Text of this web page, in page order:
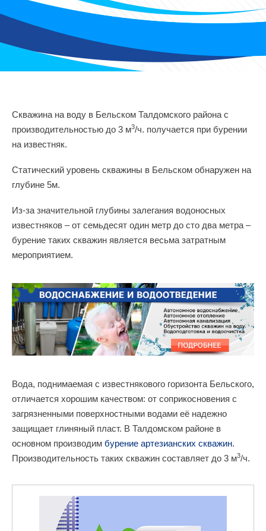
Скважина на воду в Бельском Талдомского района с
производительностью до 3 м3/ч. получается при бурении
на известняк.
Статический уровень скважины в Бельском обнаружен на
глубине 5м.
Из-за значительной глубины залегания водоносных
известняков – от семьдесят один метр до сто два метра –
бурение таких скважин является весьма затратным
мероприятием.
Вода, поднимаемая с известнякового горизонта Бельского,
отличается хорошим качеством: от соприкосновения с
загрязненными поверхностными водами её надежно
защищает глиняный пласт. В Талдомском районе в
основном производим бурение артезианских скважин.
Производительность таких скважин составляет до 3 м3/ч.